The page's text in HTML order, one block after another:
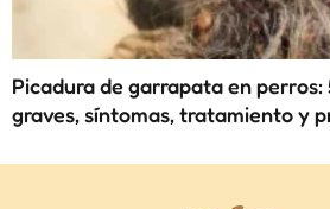
Picadura de garrapata en
graves, síntomas, tratamiento y